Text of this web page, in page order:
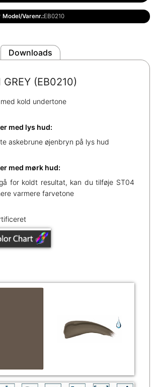
Model/Varenr.:EB0210
Downloads
GREY (EB0210)
kold undertone
med lys hud:
askebrune øjenbryn på lys hud
med mørk hud:
for koldt resultat, kan du tilføje ST04
varmere farvetone